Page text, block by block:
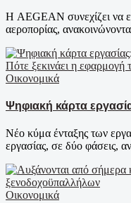
Η AEGEAN συνεχίζει να
αεροπορίας,
Οικονομικά
Ψηφιακή κάρτα
Νέο κύμα ένταξης των
εργασίας, σε δύο φάσεις,
Οικονομικά